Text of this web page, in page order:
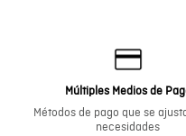
Múltiples Medios de
Métodos de pago que se
necesidades